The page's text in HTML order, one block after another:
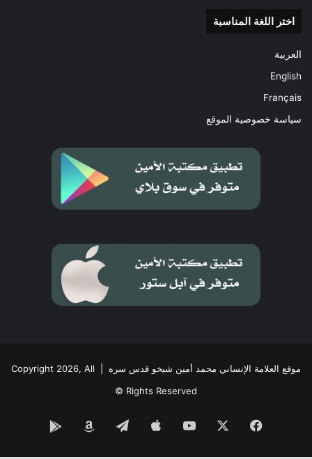
اختر اللغة المناسبة
العربية
English
Français
سياسة خصوصية الموقع
موقع العلامة الإنساني محمد أمين شيخو قدس سره
| Copyright 2026, All
Rights Reserved ©
فيسبوك ‫YouTube تيلقرام Amazon